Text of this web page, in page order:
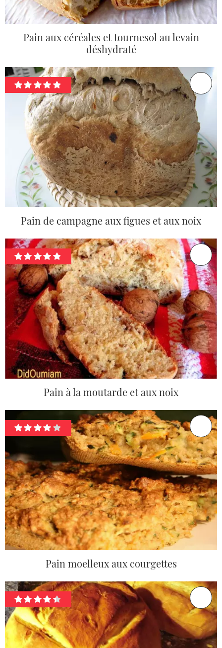
Pain aux céréales et tournesol au levain
déshydraté
Pain de campagne aux figues et aux noix
Pain à la moutarde et aux noix
Pain moelleux aux courgettes